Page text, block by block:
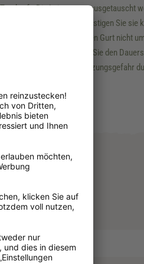
Die Leine muss ausgetauscht
in der Hand und befestigen Sie sie
Sie das Seil bzw. den Gurt nicht
benutzen. Legen Sie den
- es besteht Verletzungsgefahr